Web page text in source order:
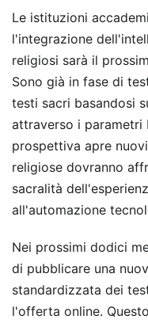
Le istituzioni
l'integrazione
religiosi sarà il
Sono già in fase di
testi sacri basandosi
attraverso i parametri
prospettiva apre
religiose dovranno
sacralità
all'automazione
Nei prossimi dodici
di pubblicare una
standardizzata dei
l'offerta online.